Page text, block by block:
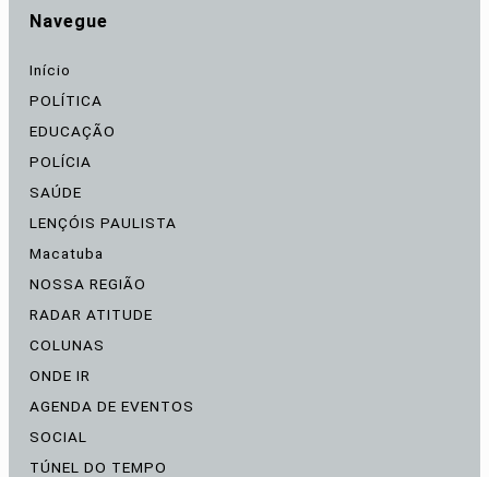
Navegue
Início
POLÍTICA
EDUCAÇÃO
POLÍCIA
SAÚDE
LENÇÓIS PAULISTA
Macatuba
NOSSA REGIÃO
RADAR ATITUDE
COLUNAS
ONDE IR
AGENDA DE EVENTOS
SOCIAL
TÚNEL DO TEMPO